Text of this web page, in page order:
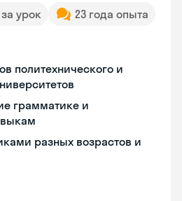
урок
23 года опыта
политехнического и
грамматике и
разных возрастов и